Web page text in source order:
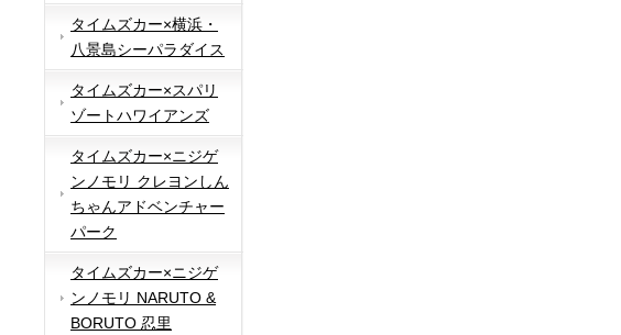
タイムズカー×横浜・
八景島シーパラダイス
タイムズカー×スパリ
ゾートハワイアンズ
タイムズカー×ニジゲ
ンノモリ クレヨンしん
ちゃんアドベンチャー
パーク
タイムズカー×ニジゲ
ンノモリ NARUTO &
BORUTO 忍里